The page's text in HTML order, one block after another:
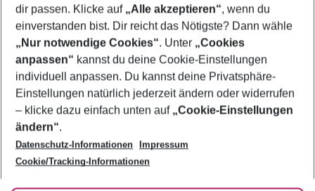
Footer
Footer navigation
Über uns
AGB
Bestpreisgarantie
Cookie-Einstellungen ändern
Cookie-Richtlinie
Agenturbetreuung
Barrierefreies Reisen
Folge uns
dir passen. Klicke auf „Alle akzeptieren“, wenn du
einverstanden bist. Dir reicht das Nötigste? Dann wähle
„Nur notwendige Cookies“. Unter „Cookies
anpassen“ kannst du deine Cookie-Einstellungen
individuell anpassen. Du kannst deine Privatsphäre-
Einstellungen natürlich jederzeit ändern oder widerrufen
– klicke dazu einfach unten auf „Cookie-Einstellungen
ändern“.
Datenschutz-Informationen
Impressum
Cookie/Tracking-Informationen